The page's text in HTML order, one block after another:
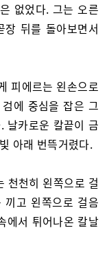
없었다. 그는 오른
뒤를 돌아보면서
피에르는 왼손으로
에 중심을 잡은 그
날카로운 칼끝이 금
아래 번뜩거렸다.
천천히 왼쪽으로 걸
고 왼쪽으로 걸음
에서 튀어나온 칼날